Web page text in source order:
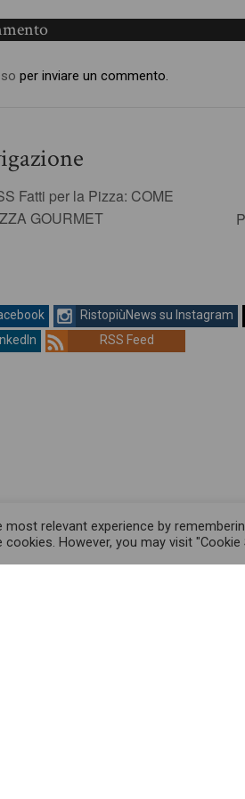
per inviare un commento.
Fatti per la Pizza: COME
GOURMET
RistopiùNews su Instagram
RSS Feed
relevant experience by
However, you may visit